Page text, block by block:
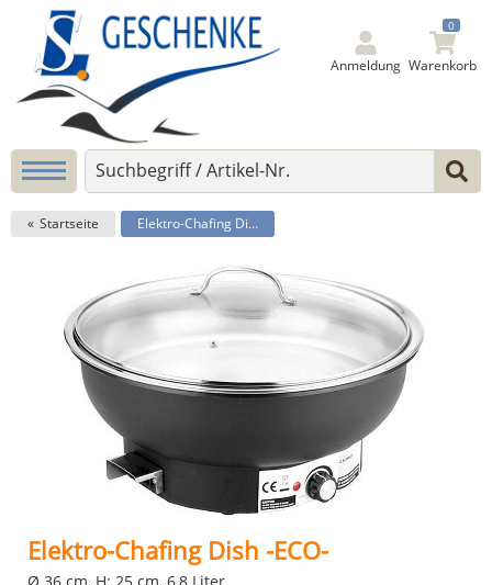
Anmeldung
0
Warenkorb
Startseite Elektro-Chafing Dish -ECO-
Elektro-Chafing Dish -ECO-